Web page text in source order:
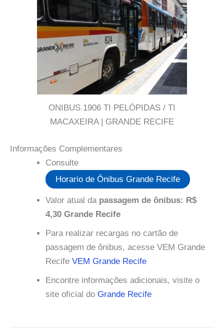
ONIBUS 1906 TI PELÓPIDAS / TI
MACAXEIRA | GRANDE RECIFE
Informações Complementares
Consulte
Horario de Ônibus Grande Recife
Valor atual da passagem de ônibus: R$
4,30 Grande Recife
Para realizar recargas no cartão de
passagem de ônibus, acesse VEM Grande
Recife VEM Grande Recife
Encontre informações adicionais, visite o
site oficial do Grande Recife